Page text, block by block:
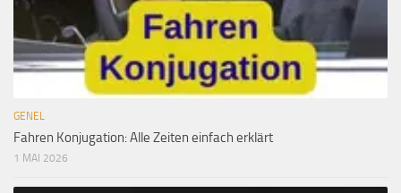
GENEL
Fahren Konjugation: Alle Zeiten einfach erklärt
1 MAI 2026